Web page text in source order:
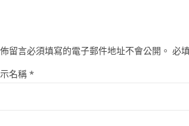
留言必須填寫的電子郵件地址不會公開。 必
名稱 *